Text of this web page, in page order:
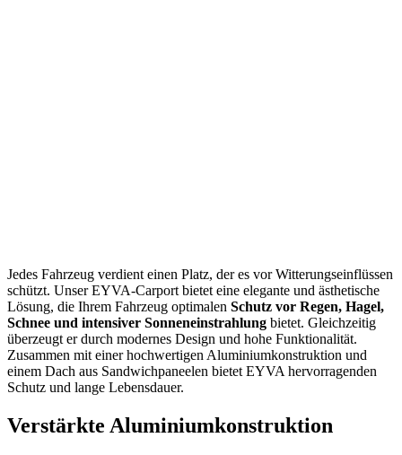
Jedes Fahrzeug verdient einen Platz, der es vor Witterungseinflüssen
schützt. Unser EYVA-Carport bietet eine elegante und ästhetische
Lösung, die Ihrem Fahrzeug optimalen Schutz vor Regen, Hagel,
Schnee und intensiver Sonneneinstrahlung bietet. Gleichzeitig
überzeugt er durch modernes Design und hohe Funktionalität.
Zusammen mit einer hochwertigen Aluminiumkonstruktion und
einem Dach aus Sandwichpaneelen bietet EYVA hervorragenden
Schutz und lange Lebensdauer.
Verstärkte Aluminiumkonstruktion